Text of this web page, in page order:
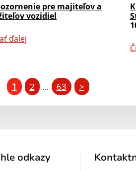
pre majiteľov a
vozidiel
ďalej
1 2 ... 63 >
odkazy